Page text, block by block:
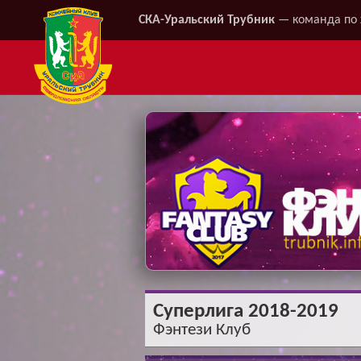
СКА-Уральский Трубник — команда по
Суперлига 2018-2019
Фэнтези Клуб